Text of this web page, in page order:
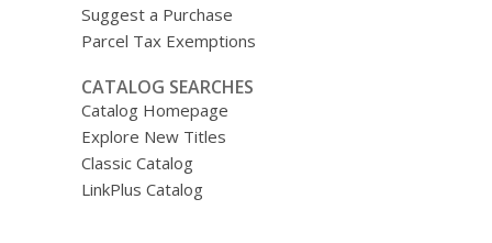
Suggest a Purchase
Parcel Tax Exemptions
CATALOG SEARCHES
Catalog Homepage
Explore New Titles
Classic Catalog
LinkPlus Catalog